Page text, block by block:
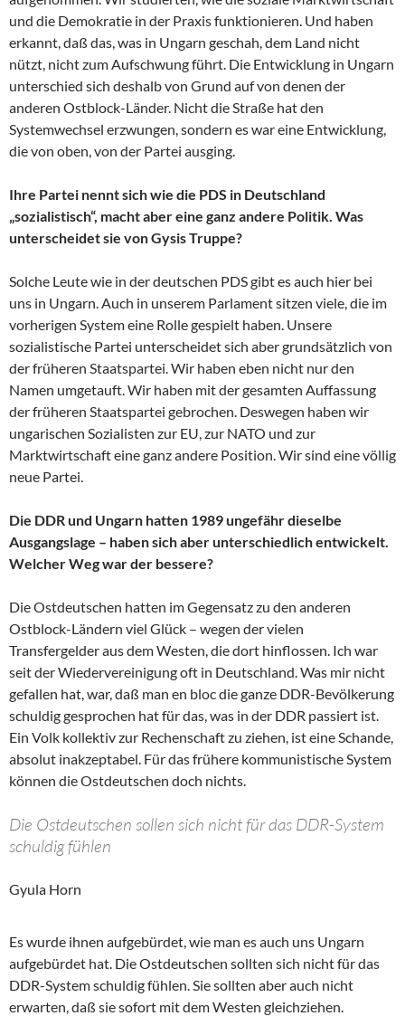
und die Demokratie in der Praxis funktionieren. Und haben
erkannt, daß das, was in Ungarn geschah, dem Land nicht
nützt, nicht zum Aufschwung führt. Die Entwicklung in Ungarn
unterschied sich deshalb von Grund auf von denen der
anderen Ostblock-Länder. Nicht die Straße hat den
Systemwechsel erzwungen, sondern es war eine Entwicklung,
die von oben, von der Partei ausging.
Ihre Partei nennt sich wie die PDS in Deutschland
„sozialistisch“, macht aber eine ganz andere Politik. Was
unterscheidet sie von Gysis Truppe?
Solche Leute wie in der deutschen PDS gibt es auch hier bei
uns in Ungarn. Auch in unserem Parlament sitzen viele, die im
vorherigen System eine Rolle gespielt haben. Unsere
sozialistische Partei unterscheidet sich aber grundsätzlich von
der früheren Staatspartei. Wir haben eben nicht nur den
Namen umgetauft. Wir haben mit der gesamten Auffassung
der früheren Staatspartei gebrochen. Deswegen haben wir
ungarischen Sozialisten zur EU, zur NATO und zur
Marktwirtschaft eine ganz andere Position. Wir sind eine völlig
neue Partei.
Die DDR und Ungarn hatten 1989 ungefähr dieselbe
Ausgangslage – haben sich aber unterschiedlich entwickelt.
Welcher Weg war der bessere?
Die Ostdeutschen hatten im Gegensatz zu den anderen
Ostblock-Ländern viel Glück – wegen der vielen
Transfergelder aus dem Westen, die dort hinflossen. Ich war
seit der Wiedervereinigung oft in Deutschland. Was mir nicht
gefallen hat, war, daß man en bloc die ganze DDR-Bevölkerung
schuldig gesprochen hat für das, was in der DDR passiert ist.
Ein Volk kollektiv zur Rechenschaft zu ziehen, ist eine Schande,
absolut inakzeptabel. Für das frühere kommunistische System
können die Ostdeutschen doch nichts.
Die Ostdeutschen sollen sich nicht für das DDR-System
schuldig fühlen
Gyula Horn
Es wurde ihnen aufgebürdet, wie man es auch uns Ungarn
aufgebürdet hat. Die Ostdeutschen sollten sich nicht für das
DDR-System schuldig fühlen. Sie sollten aber auch nicht
erwarten, daß sie sofort mit dem Westen gleichziehen.